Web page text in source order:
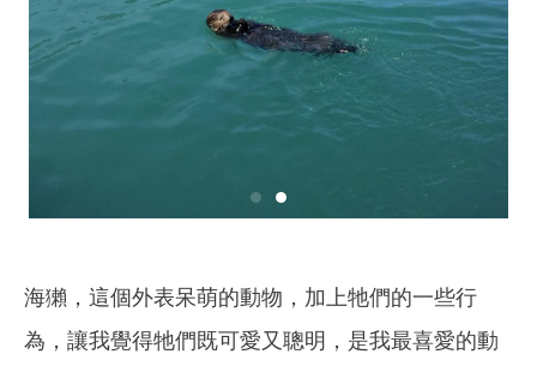
海獺，這個外表呆萌的動物，加上牠們的一些行
為，讓我覺得牠們既可愛又聰明，是我最喜愛的動